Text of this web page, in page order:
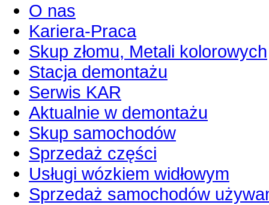
O nas
Kariera-Praca
Skup złomu, Metali kolorowych
Stacja demontażu
Serwis KAR
Aktualnie w demontażu
Skup samochodów
Sprzedaż części
Usługi wózkiem widłowym
Sprzedaż samochodów